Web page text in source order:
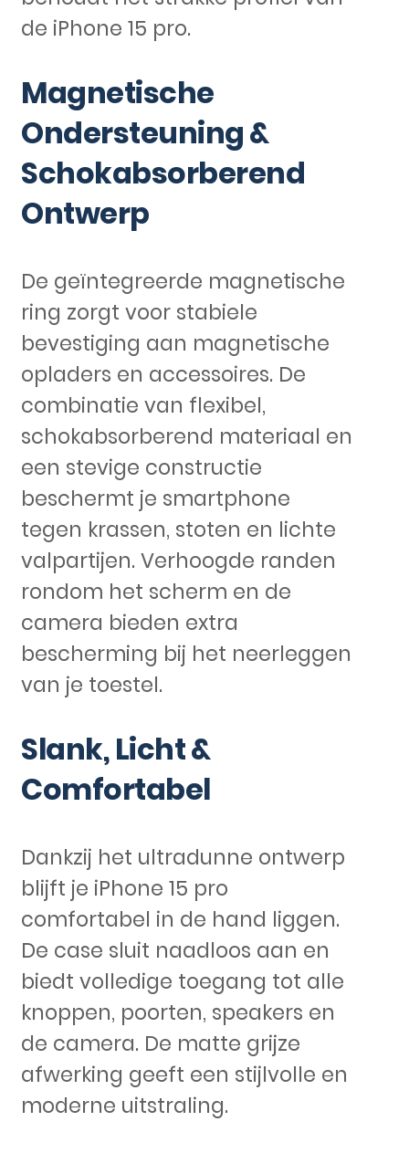
de iPhone 15 pro.
Magnetische
Ondersteuning &
Schokabsorberend
Ontwerp
De geïntegreerde magnetische
ring zorgt voor stabiele
bevestiging aan magnetische
opladers en accessoires. De
combinatie van flexibel,
schokabsorberend materiaal en
een stevige constructie
beschermt je smartphone
tegen krassen, stoten en lichte
valpartijen. Verhoogde randen
rondom het scherm en de
camera bieden extra
bescherming bij het neerleggen
van je toestel.
Slank, Licht &
Comfortabel
Dankzij het ultradunne ontwerp
blijft je iPhone 15 pro
comfortabel in de hand liggen.
De case sluit naadloos aan en
biedt volledige toegang tot alle
knoppen, poorten, speakers en
de camera. De matte grijze
afwerking geeft een stijlvolle en
moderne uitstraling.